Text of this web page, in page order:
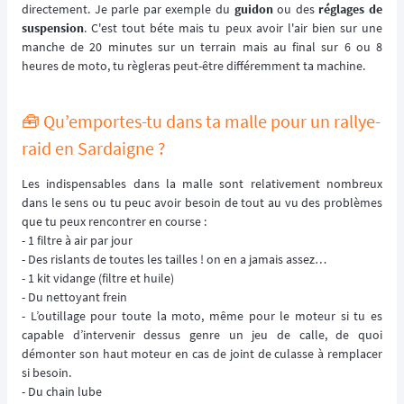
directement. Je parle par exemple du guidonou des réglages de
suspension. C'est tout béte mais tu peux avoir l'air bien sur une
manche de 20 minutes sur un terrain mais au final sur 6 ou 8
heures de moto, tu règleras peut-être différemment ta machine.
🧰 Qu’emportes-tu dans ta malle pour un rallye-
raid en Sardaigne ?
Les indispensables dans la malle sont relativement nombreux
dans le sens ou tu peuc avoir besoin de tout au vu des problèmes
que tu peux rencontrer en course :
- 1 filtre à air par jour
- Des rislants de toutes les tailles ! on en a jamais assez…
- 1 kit vidange (filtre et huile)
- Du nettoyant frein
- L’outillage pour toute la moto, même pour le moteur si tu es
capable d’intervenir dessus genre un jeu de calle, de quoi
démonter son haut moteur en cas de joint de culasse à remplacer
si besoin.
- Du chain lube